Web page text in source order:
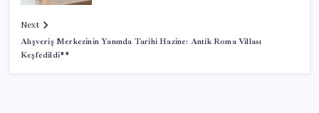
Next
Alışveriş Merkezinin Yanında Tarihi Hazine: Antik Roma Villası
Keşfedildi**